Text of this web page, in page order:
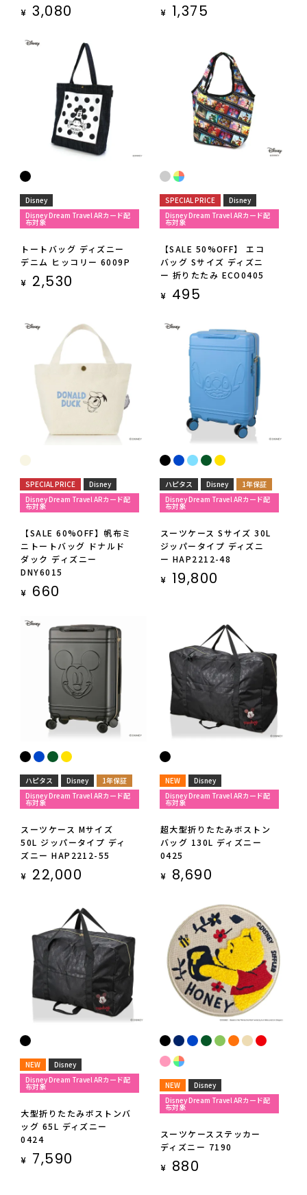
¥ 3,080
¥ 1,375
Disney
Disney Dream Travel ARカード配
布対象
トートバッグ ディズニー
デニム ヒッコリー 6009P
¥ 2,530
SPECIAL PRICE
Disney
Disney Dream Travel ARカード配
布対象
【SALE 50%OFF】 エコ
バッグ Sサイズ ディズニ
ー 折りたたみ ECO0405
¥ 495
SPECIAL PRICE
Disney
Disney Dream Travel ARカード配
布対象
【SALE 60%OFF】帆布ミ
ニトートバッグ ドナルド
ダック ディズニー
DNY6015
¥ 660
ハピタス Disney
1年保証
Disney Dream Travel ARカード配
布対象
スーツケース Sサイズ 30L
ジッパータイプ ディズニ
ー HAP2212-48
¥ 19,800
ハピタス Disney
1年保証
Disney Dream Travel ARカード配
布対象
スーツケース Mサイズ
50L ジッパータイプ ディ
ズニー HAP2212-55
¥ 22,000
NEW
Disney
Disney Dream Travel ARカード配
布対象
超大型折りたたみボストン
バッグ 130L ディズニー
0425
¥ 8,690
NEW
Disney
Disney Dream Travel ARカード配
布対象
大型折りたたみボストンバ
ッグ 65L ディズニー
0424
¥ 7,590
NEW
Disney
Disney Dream Travel ARカード配
布対象
スーツケースステッカー
ディズニー 7190
¥ 880